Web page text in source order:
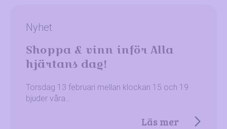
Nyhet
Shoppa & vinn inför Alla
hjärtans dag!
Torsdag 13 februari mellan klockan 15 och 19
bjuder våra…
Läs mer